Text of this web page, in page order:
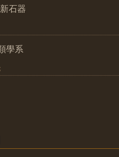
石器
學系